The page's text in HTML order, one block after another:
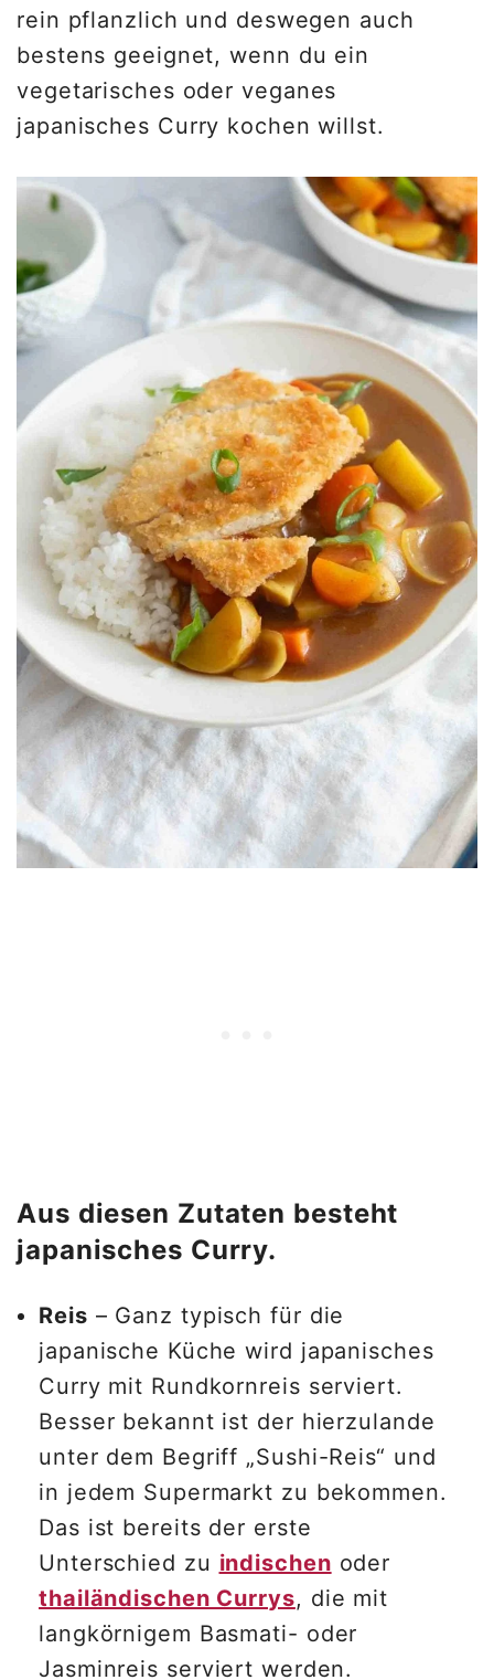
rein pflanzlich und deswegen auch
bestens geeignet, wenn du ein
vegetarisches oder veganes
japanisches Curry kochen willst.
Aus diesen Zutaten besteht
japanisches Curry.
Reis – Ganz typisch für die
japanische Küche wird japanisches
Curry mit Rundkornreis serviert.
Besser bekannt ist der hierzulande
unter dem Begriff „Sushi-Reis“ und
in jedem Supermarkt zu bekommen.
Das ist bereits der erste
Unterschied zu indischen oder
thailändischen Currys, die mit
langkörnigem Basmati- oder
Jasminreis serviert werden.